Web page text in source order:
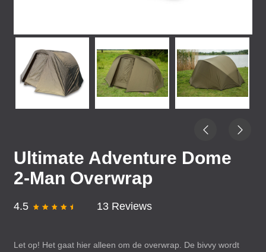
Ultimate Adventure Dome
2-Man Overwrap
4.5 13 Reviews
Let op! Het gaat hier alleen om de overwrap. De bivvy wordt